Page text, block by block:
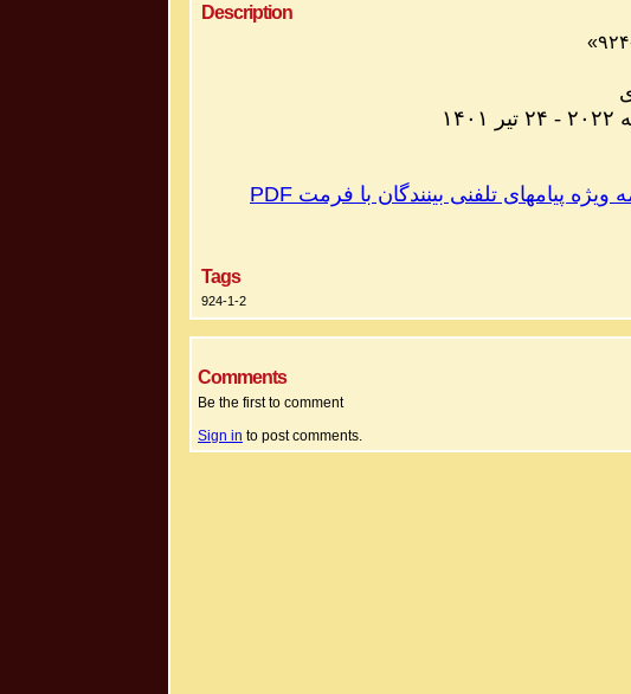
Description
۹۲۴
۱۴۰۱
۲۰۲۲ - ۲۴ تیر
PDF ویژه پیامهای تلفنی بینندگان با فرمت
Tags
924-1-2
Comments
Be the first to comment
Sign in to post comments.